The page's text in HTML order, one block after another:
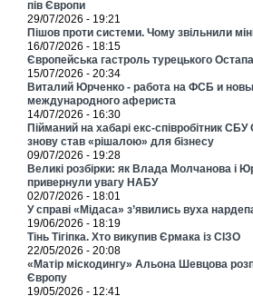
пів Європи
29/07/2026 - 19:21
Пішов проти системи. Чому звільнили
16/07/2026 - 18:15
Європейська гастроль турецького
15/07/2026 - 20:34
Виталий Юрченко - работа на ФСБ и
международного афериста
14/07/2026 - 16:30
Пійманий на хабарі екс-співробітник
знову став «рішалою» для бізнесу
09/07/2026 - 19:28
Великі розбірки: як Влада Молчанова і
привернули увагу НАБУ
02/07/2026 - 18:01
У справі «Мідаса» з’явились вуха
19/06/2026 - 18:19
Тінь Тігіпка. Хто викупив Єрмака із СІЗО
22/05/2026 - 20:08
«Матір міскодингу» Альона Шевцова
Європу
19/05/2026 - 12:41